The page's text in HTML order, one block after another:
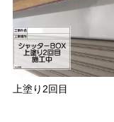
上塗り2回目